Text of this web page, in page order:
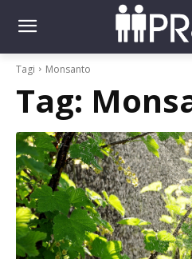
Tagi Monsanto
Tag: